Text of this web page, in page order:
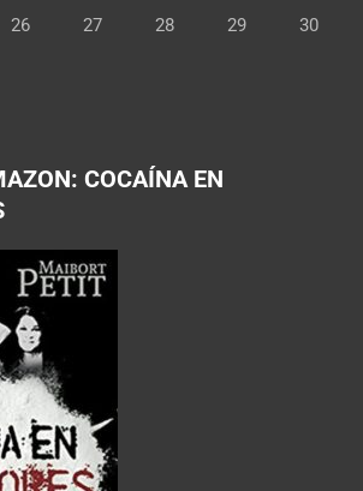
26 27 28 29 30
COCAÍNA EN